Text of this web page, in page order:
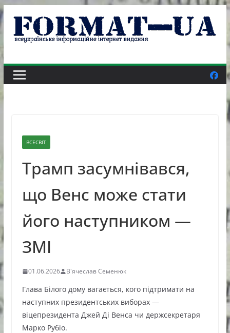
Skip
content
ВСЕСВІТ
Трамп засумнівався,
що Венс може стати
його наступником —
ЗМІ
01.06.2026 В'ячеслав Семенюк
Глава Білого дому вагається, кого підтримати на
наступних президентських виборах —
віцепрезидента Джей Ді Венса чи держсекретаря
Марко Рубіо.